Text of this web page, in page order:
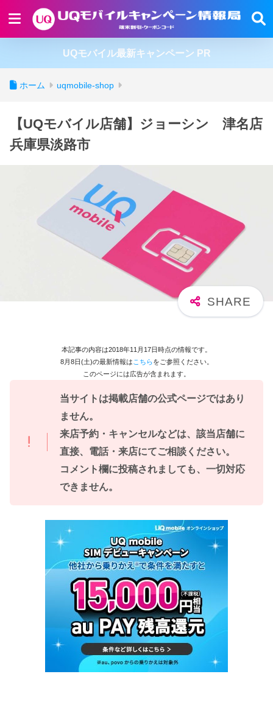
UQモバイル最新キャンペーン PR
ホーム uqmobile-shop
【UQモバイル店舗】ジョーシン 津名店
兵庫県淡路市
本記事の内容は2018年11月17日時点の情報です。
8月8日(土)の最新情報は こちらをご参照ください。
このページには広告が含まれます。
当サイトは掲載店舗の公式ページではあり
ません。
来店予約・キャンセルなどは、該当店舗に
直接、電話・来店にてご相談ください。
コメント欄に投稿されましても、一切対応
できません。